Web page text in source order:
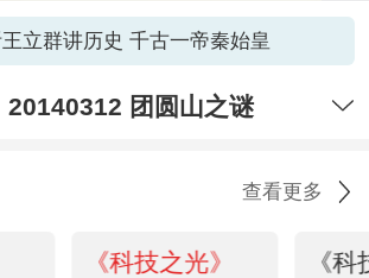
立群讲历史 千古一帝秦始皇
20140312 团圆山之谜
查看更多
《科技之光》
《